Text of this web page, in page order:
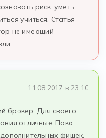
риск, уметь
учиться. Статья
не имеющий
11.08.2017 в 23:10
брокер. Для своего
отличные. Пока
фишек,